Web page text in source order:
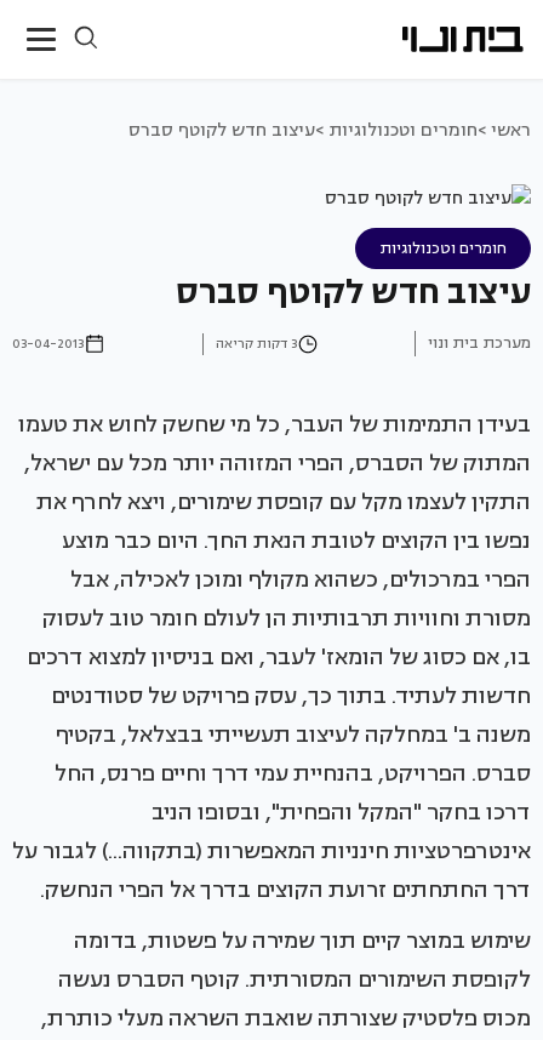
ראשי >חומרים וטכנולוגיות >עיצוב חדש לקוטף סברס
חומרים וטכנולוגיות
עיצוב חדש לקוטף סברס
מערכת בית ונוי 3 דקות קריאה 03-04-2013
בעידן התמימות של העבר, כל מי שחשק לחוש את טעמו
המתוק של הסברס, הפרי המזוהה יותר מכל עם ישראל,
התקין לעצמו מקל עם קופסת שימורים, ויצא לחרף את
נפשו בין הקוצים לטובת הנאת החך. היום כבר מוצע
הפרי במרכולים, כשהוא מקולף ומוכן לאכילה, אבל
מסורת וחוויות תרבותיות הן לעולם חומר טוב לעסוק
בו, אם כסוג של הומאז' לעבר, ואם בניסיון למצוא דרכים
חדשות לעתיד. בתוך כך, עסק פרויקט של סטודנטים
משנה ב' במחלקה לעיצוב תעשייתי בבצלאל, בקטיף
סברס. הפרויקט, בהנחיית עמי דרך וחיים פרנס, החל
דרכו בחקר "המקל והפחית", ובסופו הניב
אינטרפרטציות חינניות המאפשרות (בתקווה...) לגבור על
דרך החתחתים זרועת הקוצים בדרך אל הפרי הנחשק.
שימוש במוצר קיים תוך שמירה על פשטות, בדומה
לקופסת השימורים המסורתית. קוטף הסברס נעשה
מכוס פלסטיק שצורתה שואבת השראה מעלי כותרת,